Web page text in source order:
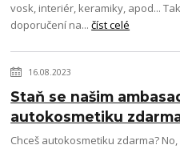
vosk, interiér, keramiky, apod...
doporučení na...číst celé
16.08.2023
Staň se našim
autokosmetiku
Chceš autokosmetiku zdarma?